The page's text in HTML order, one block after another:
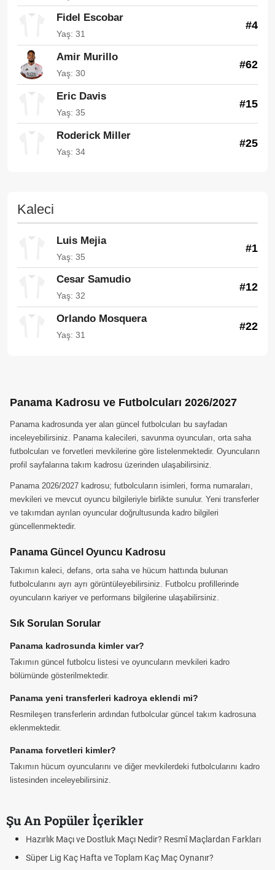
Fidel Escobar
Yaş: 31
#4
Amir Murillo
Yaş: 30
#62
Eric Davis
Yaş: 35
#15
Roderick Miller
Yaş: 34
#25
Kaleci
Luis Mejia
Yaş: 35
#1
Cesar Samudio
Yaş: 32
#12
Orlando Mosquera
Yaş: 31
#22
Panama Kadrosu ve Futbolcuları 2026/2027
Panama kadrosunda yer alan güncel futbolcuları bu sayfadan
inceleyebilirsiniz. Panama kalecileri, savunma oyuncuları, orta saha
futbolcuları ve forvetleri mevkilerine göre listelenmektedir. Oyuncuların
profil sayfalarına takım kadrosu üzerinden ulaşabilirsiniz.
Panama 2026/2027 kadrosu; futbolcuların isimleri, forma numaraları,
mevkileri ve mevcut oyuncu bilgileriyle birlikte sunulur. Yeni transferler
ve takımdan ayrılan oyuncular doğrultusunda kadro bilgileri
güncellenmektedir.
Panama Güncel Oyuncu Kadrosu
Takımın kaleci, defans, orta saha ve hücum hattında bulunan
futbolcularını ayrı ayrı görüntüleyebilirsiniz. Futbolcu profillerinde
oyuncuların kariyer ve performans bilgilerine ulaşabilirsiniz.
Sık Sorulan Sorular
Panama kadrosunda kimler var?
Takımın güncel futbolcu listesi ve oyuncuların mevkileri kadro
bölümünde gösterilmektedir.
Panama yeni transferleri kadroya eklendi mi?
Resmileşen transferlerin ardından futbolcular güncel takım kadrosuna
eklenmektedir.
Panama forvetleri kimler?
Takımın hücum oyuncularını ve diğer mevkilerdeki futbolcularını kadro
listesinden inceleyebilirsiniz.
Şu An Popüler İçerikler
Hazırlık Maçı ve Dostluk Maçı Nedir? Resmî Maçlardan Farkları
Süper Lig Kaç Hafta ve Toplam Kaç Maç Oynanır?